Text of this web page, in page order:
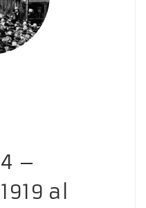
–
al